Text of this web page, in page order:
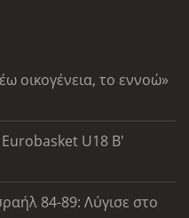
οικογένεια, το εννοώ»
Eurobasket U18 Β'
84-89: Λύγισε στο